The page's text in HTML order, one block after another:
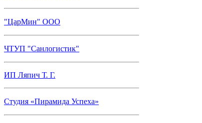
"ЦарМин" ООО
ЧТУП "Санлогистик"
ИП Ляпич Т. Г.
Студия «Пирамида Успеха»